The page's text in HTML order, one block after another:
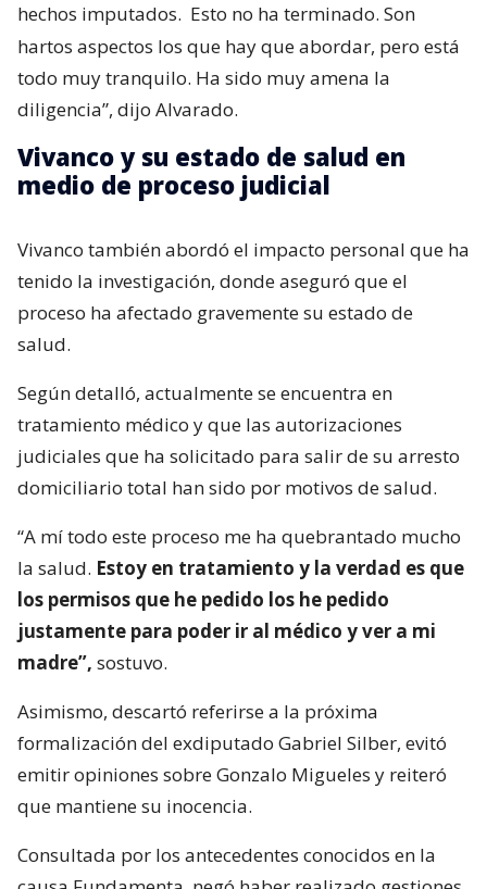
hechos imputados. Esto no ha terminado. Son
hartos aspectos los que hay que abordar, pero está
todo muy tranquilo. Ha sido muy amena la
diligencia”, dijo Alvarado.
Vivanco y su estado de salud en
medio de proceso judicial
Vivanco también abordó el impacto personal que ha
tenido la investigación, donde aseguró que el
proceso ha afectado gravemente su estado de
salud.
Según detalló, actualmente se encuentra en
tratamiento médico y que las autorizaciones
judiciales que ha solicitado para salir de su arresto
domiciliario total han sido por motivos de salud.
“A mí todo este proceso me ha quebrantado mucho
la salud. Estoy en tratamiento y la verdad es que
los permisos que he pedido los he pedido
justamente para poder ir al médico y ver a mi
madre”, sostuvo.
Asimismo, descartó referirse a la próxima
formalización del exdiputado Gabriel Silber, evitó
emitir opiniones sobre Gonzalo Migueles y reiteró
que mantiene su inocencia.
Consultada por los antecedentes conocidos en la